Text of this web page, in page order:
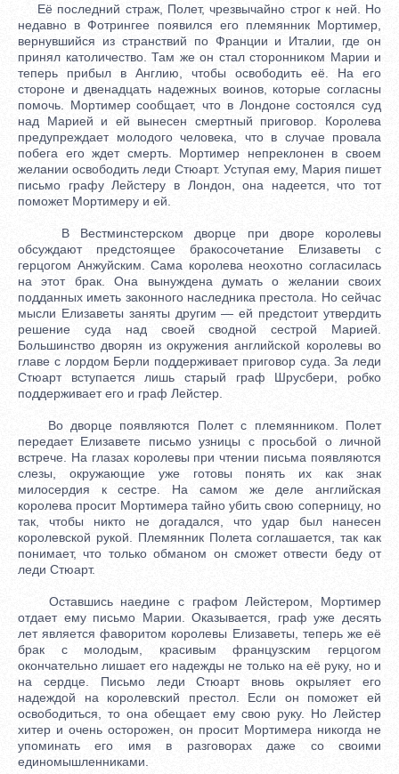
Её последний страж, Полет, чрезвычайно строг к ней. Но
недавно в Фотрингее появился его племянник Мортимер,
вернувшийся из странствий по Франции и Италии, где он
принял католичество. Там же он стал сторонником Марии и
теперь прибыл в Англию, чтобы освободить её. На его
стороне и двенадцать надежных воинов, которые согласны
помочь. Мортимер сообщает, что в Лондоне состоялся суд
над Марией и ей вынесен смертный приговор. Королева
предупреждает молодого человека, что в случае провала
побега его ждет смерть. Мортимер непреклонен в своем
желании освободить леди Стюарт. Уступая ему, Мария пишет
письмо графу Лейстеру в Лондон, она надеется, что тот
поможет Мортимеру и ей.
В Вестминстерском дворце при дворе королевы
обсуждают предстоящее бракосочетание Елизаветы с
герцогом Анжуйским. Сама королева неохотно согласилась
на этот брак. Она вынуждена думать о желании своих
подданных иметь законного наследника престола. Но сейчас
мысли Елизаветы заняты другим — ей предстоит утвердить
решение суда над своей сводной сестрой Марией.
Большинство дворян из окружения английской королевы во
главе с лордом Берли поддерживает приговор суда. За леди
Стюарт вступается лишь старый граф Шрусбери, робко
поддерживает его и граф Лейстер.
Во дворце появляются Полет с племянником. Полет
передает Елизавете письмо узницы с просьбой о личной
встрече. На глазах королевы при чтении письма появляются
слезы, окружающие уже готовы понять их как знак
милосердия к сестре. На самом же деле английская
королева просит Мортимера тайно убить свою соперницу, но
так, чтобы никто не догадался, что удар был нанесен
королевской рукой. Племянник Полета соглашается, так как
понимает, что только обманом он сможет отвести беду от
леди Стюарт.
Оставшись наедине с графом Лейстером, Мортимер
отдает ему письмо Марии. Оказывается, граф уже десять
лет является фаворитом королевы Елизаветы, теперь же её
брак с молодым, красивым французским герцогом
окончательно лишает его надежды не только на её руку, но и
на сердце. Письмо леди Стюарт вновь окрыляет его
надеждой на королевский престол. Если он поможет ей
освободиться, то она обещает ему свою руку. Но Лейстер
хитер и очень осторожен, он просит Мортимера никогда не
упоминать его имя в разговорах даже со своими
единомышленниками.